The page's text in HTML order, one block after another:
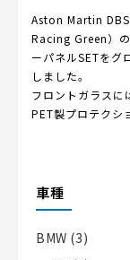
Aston Martin
Racing Green）
ーパネルSETをグ
しました。
フロントガラスに
PET製プロテクシ
車種
BMW (3)